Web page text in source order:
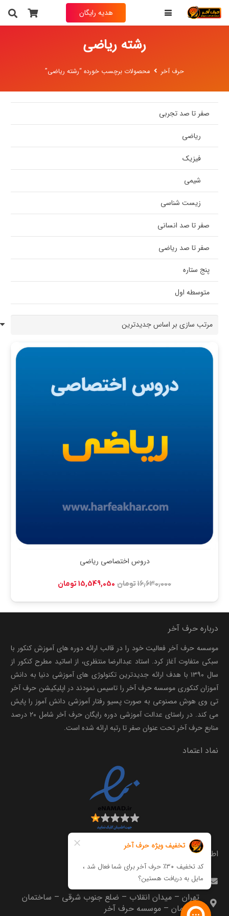
هدیه رایگان
رشته ریاضی
حرف آخر محصولات برچسب خورده “رشته ریاضی”
صفر تا صد تجربی
ریاضی
فیزیک
شیمی
زیست شناسی
صفر تا صد انسانی
صفر تا صد ریاضی
پنج ستاره
متوسطه اول
دروس اختصاصی ریاضی
16,630,000تومان
قیمت
15,549,050 تومان
درباره حرف آخر
موسسه حرف آخر فعالیت خود را در قالب ارائه دوره های آموزش کنکور با
سبکی متفاوت آغاز کرد. استاد عبدالرضا منتظری، از اساتید مطرح کنکور از
سال ۱۳۹۰ با هدف ارائه جدیدترین تکنولوژی های آموزشی دنیا به دانش
آموزان کنکوری موسسه حرف آخر را تاسیس نمودند در اپلیکیشن حرف آخر
تی وی هوش مصنوعی به صورت پسیو رفتار آموزشی دانش آموز را پایش
می کند. در راستای عدالت آموزشی دوره رایگان حرف آخر شامل ۲۰ درصد
منابع حرف آخر تحت عنوان صفر تا رتبه ارائه شده است.
نماد اعتماد
اطلاعات تماس
info@harfeakhar.com
تهران – میدان انقلاب – ضلع جنوب شرقی – ساختمان
مترجمان – موسسه حرف آخر